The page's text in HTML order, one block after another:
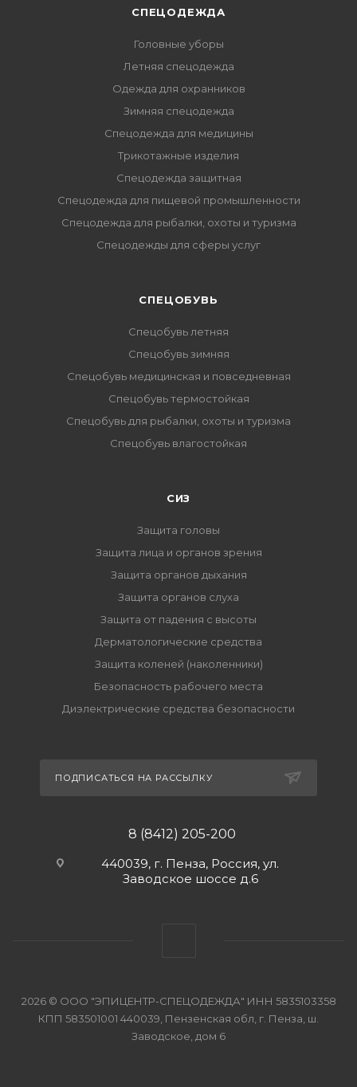
СПЕЦОДЕЖДА
Головные уборы
Летняя спецодежда
Одежда для охранников
Зимняя спецодежда
Спецодежда для медицины
Трикотажные изделия
Спецодежда защитная
Спецодежда для пищевой промышленности
Спецодежда для рыбалки, охоты и туризма
Спецодежды для сферы услуг
CПЕЦОБУВЬ
Спецобувь летняя
Спецобувь зимняя
Спецобувь медицинская и повседневная
Спецобувь термостойкая
Спецобувь для рыбалки, охоты и туризма
Спецобувь влагостойкая
СИЗ
Защита головы
Защита лица и органов зрения
Защита органов дыхания
Защита органов слуха
Защита от падения с высоты
Дерматологические средства
Защита коленей (наколенники)
Безопасность рабочего места
Диэлектрические средства безопасности
ПОДПИСАТЬСЯ НА РАССЫЛКУ
8 (8412) 205-200
440039, г. Пенза, Россия, ул.
Заводское шоссе д.6
2026 © ООО "ЭПИЦЕНТР-СПЕЦОДЕЖДА" ИНН 5835103358
КПП 583501001 440039, Пензенская обл, г. Пенза, ш.
Заводское, дом 6